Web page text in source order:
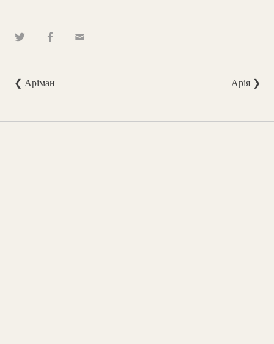
❮ Аріман Арія ❯